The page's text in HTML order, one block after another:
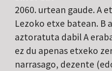
2060. urtean gaude. A
Lezoko etxe batean. B
aztoratuta dabil A
ez du apenas etxeko
narrasago, dezente